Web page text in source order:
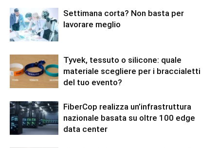
Settimana corta? Non basta per
lavorare meglio
Tyvek, tessuto o silicone: quale
materiale scegliere per i braccialetti
del tuo evento?
FiberCop realizza un’infrastruttura
nazionale basata su oltre 100 edge
data center